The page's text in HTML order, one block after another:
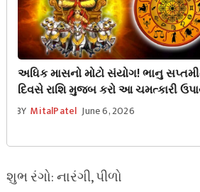
અધિક માસનો મોટો સંયોગ! ભાનુ
દિવસે રાશિ મુજબ કરો આ ચમત્કારી
રોગ-દોષ થશે ગાયબ!
BY MitalPatel June 6, 2026
શુભ રંગો: નારંગી, પીળો